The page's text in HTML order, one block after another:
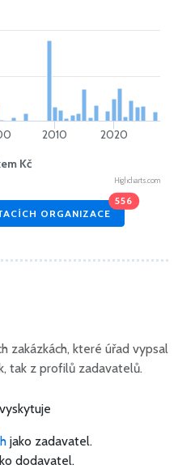
Kč
2010 2020
Highcharts.com
ORGANIZACE
556
zakázkách, které úřad vypsal
tak z profilů zadavatelů.
jako zadavatel.
dodavatel.